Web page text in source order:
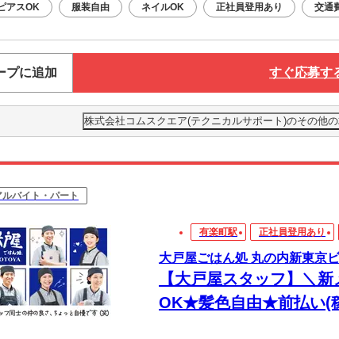
アスOK 服装自由 ネイルOK 正社員登用あり 交通
プに追加 すぐ応募す
株式会社コムスクエア(テクニカルサポート)のその他
ルバイト・パート
有楽町駅 正社員登用あり
大戸屋ごはん処 丸の内新東京
【大戸屋スタッフ】＼
OK★髪色自由★前払い(